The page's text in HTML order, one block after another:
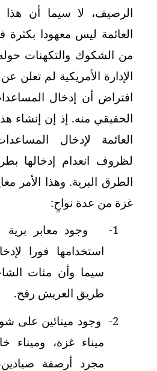
الرصيف، لا سيما أن هذا
العائمة ليس معهودا بكثرة
من الشكوك والتكهنات
الإدارة الأمريكية لم تعلن
افتراض أن إدخال
الحقيقي منه. إذ إن إنشاء
العائمة لإدخال
لظروف انعدام إدخالها
الطرق البرية. وهذا الأمر
غزة من عدة نواحٍ:
1-
وجود معابر
استخدامها فورا
سيما وأن مئات
طريق العريش رفح.
2-
وجود مينائين على
ميناء غزة، وميناء
مجرد أرصفة